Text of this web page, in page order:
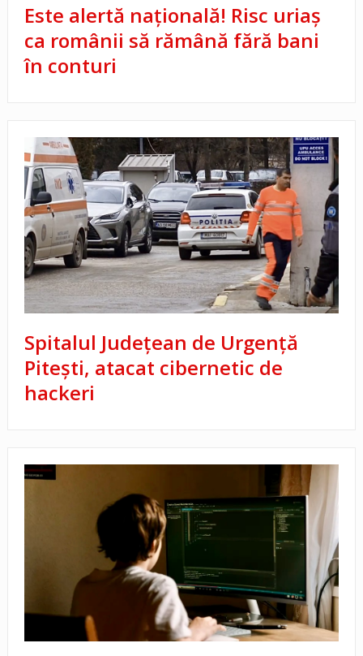
Este alertă naţională! Risc uriaş
ca românii să rămână fără bani
în conturi
Spitalul Județean de Urgență
Pitești, atacat cibernetic de
hackeri